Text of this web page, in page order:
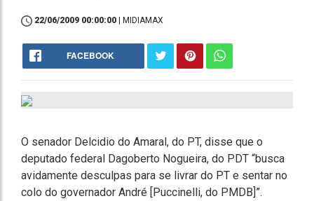
22/06/2009 00:00:00 | MIDIAMAX
FACEBOOK
O senador Delcidio do Amaral, do PT, disse que o
deputado federal Dagoberto Nogueira, do PDT “busca
avidamente desculpas para se livrar do PT e sentar no
colo do governador André [Puccinelli, do PMDB]”.